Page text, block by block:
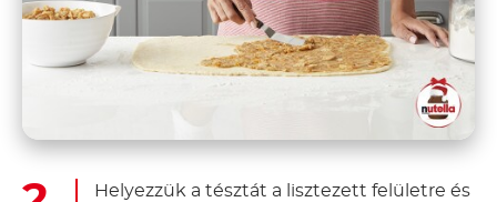
Helyezzük a tésztát a lisztezett felületre és